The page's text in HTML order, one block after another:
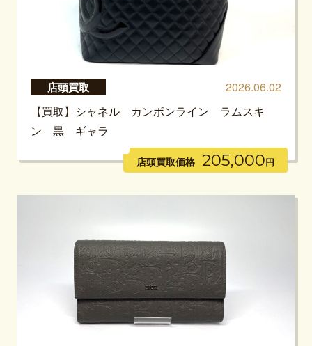
店頭買取
2026.06.02
【買取】シャネル カンボンライン ラムスキ
ン 黒 ギャラ
店頭買取価格 205,000円